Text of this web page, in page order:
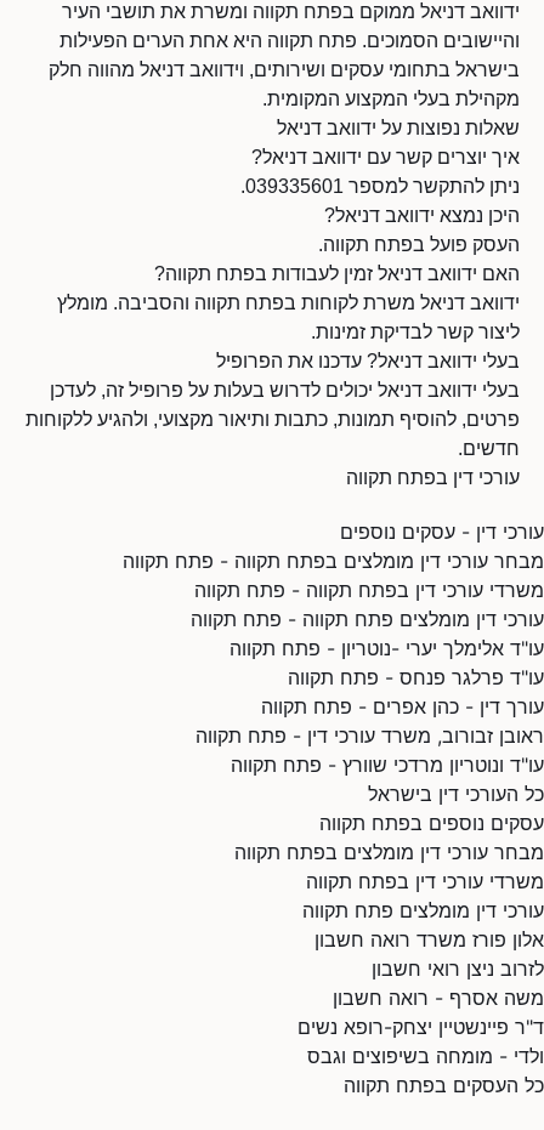
ידוואב דניאל ממוקם בפתח תקווה ומשרת את תושבי העיר
והיישובים הסמוכים. פתח תקווה היא אחת הערים הפעילות
בישראל בתחומי עסקים ושירותים, וידוואב דניאל מהווה חלק
מקהילת בעלי המקצוע המקומית.
שאלות נפוצות על ידוואב דניאל
איך יוצרים קשר עם ידוואב דניאל?
ניתן להתקשר למספר 039335601.
היכן נמצא ידוואב דניאל?
העסק פועל בפתח תקווה.
האם ידוואב דניאל זמין לעבודות בפתח תקווה?
ידוואב דניאל משרת לקוחות בפתח תקווה והסביבה. מומלץ
ליצור קשר לבדיקת זמינות.
בעלי ידוואב דניאל? עדכנו את הפרופיל
בעלי ידוואב דניאל יכולים לדרוש בעלות על פרופיל זה, לעדכן
פרטים, להוסיף תמונות, כתבות ותיאור מקצועי, ולהגיע ללקוחות
חדשים.
עורכי דין בפתח תקווה
עורכי דין - עסקים נוספים
מבחר עורכי דין מומלצים בפתח תקווה - פתח תקווה
משרדי עורכי דין בפתח תקווה - פתח תקווה
עורכי דין מומלצים פתח תקווה - פתח תקווה
עו"ד אלימלך יערי -נוטריון - פתח תקווה
עו"ד פרלגר פנחס - פתח תקווה
עורך דין - כהן אפרים - פתח תקווה
ראובן זבורוב, משרד עורכי דין - פתח תקווה
עו"ד ונוטריון מרדכי שוורץ - פתח תקווה
כל העורכי דין בישראל
עסקים נוספים בפתח תקווה
מבחר עורכי דין מומלצים בפתח תקווה
משרדי עורכי דין בפתח תקווה
עורכי דין מומלצים פתח תקווה
אלון פורז משרד רואה חשבון
לזרוב ניצן רואי חשבון
משה אסרף - רואה חשבון
ד"ר פיינשטיין יצחק-רופא נשים
ולדי - מומחה בשיפוצים וגבס
כל העסקים בפתח תקווה